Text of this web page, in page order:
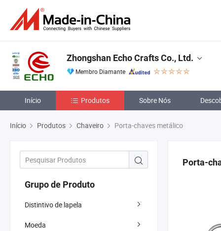
Zhongshan Echo Crafts Co., Ltd.
Membro Diamante
Início Produtos Sobre Nós
Início Produtos Chaveiro Porta-chaves metálico
Grupo de Produto
Distintivo de lapela
Moeda
Porta-